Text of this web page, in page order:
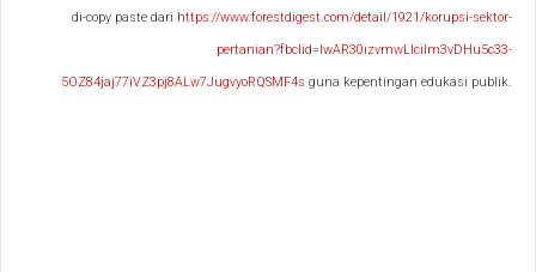
di-copy paste dari https://www.forestdigest.com/detail/1921/korupsi-sektor-
pertanian?fbclid=IwAR30izvmwLIcilm3vDHu5c33-
5OZ84jaj77iVZ3pj8ALw7JugvyoRQSMF4s guna kepentingan edukasi publik.